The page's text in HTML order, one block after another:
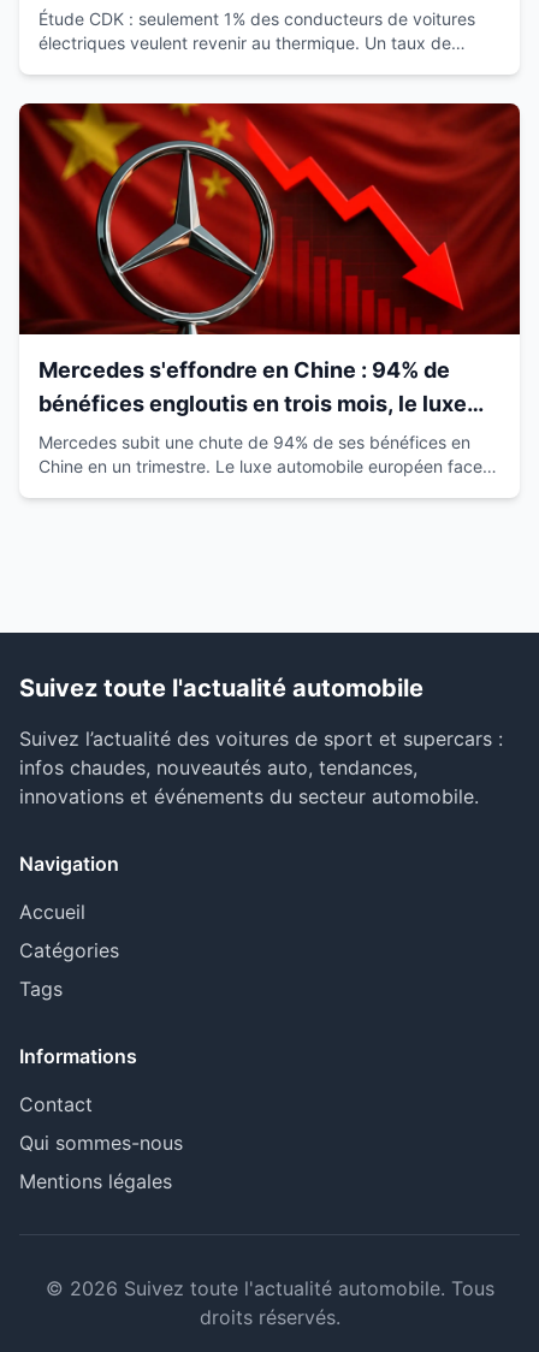
thermique
Étude CDK : seulement 1% des conducteurs de voitures
électriques veulent revenir au thermique. Un taux de
Mercedes s'effondre en Chine : 94% de
bénéfices engloutis en trois mois, le luxe
européen vacille
Mercedes subit une chute de 94% de ses bénéfices en
Chine en un trimestre. Le luxe automobile européen face à
Suivez toute l'actualité automobile
Suivez l’actualité des voitures de sport et supercars :
infos chaudes, nouveautés auto, tendances,
innovations et événements du secteur automobile.
Navigation
Accueil
Catégories
Tags
Informations
Contact
Qui sommes-nous
Mentions légales
© 2026 Suivez toute l'actualité automobile. Tous
droits réservés.